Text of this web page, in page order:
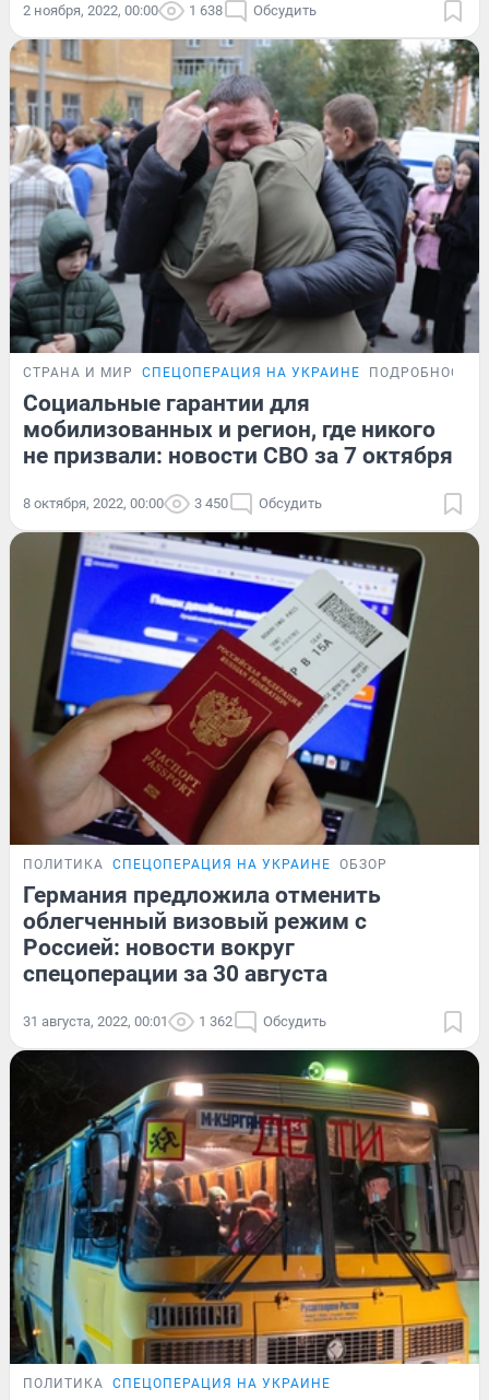
2 ноября, 2022, 00:00 1 638 Обсудить
СТРАНА И МИР СПЕЦОПЕРАЦИЯ НА УКРАИНЕ ПОДРОБНОСТИ
Социальные гарантии для
мобилизованных и регион, где никого
не призвали: новости СВО за 7 октября
8 октября, 2022, 00:00 3 450 Обсудить
ПОЛИТИКА СПЕЦОПЕРАЦИЯ НА УКРАИНЕ ОБЗОР
Германия предложила отменить
облегченный визовый режим с
Россией: новости вокруг
спецоперации за 30 августа
31 августа, 2022, 00:01 1 362 Обсудить
ПОЛИТИКА СПЕЦОПЕРАЦИЯ НА УКРАИНЕ